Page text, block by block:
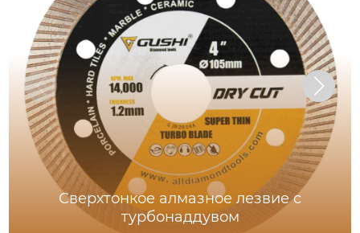
Сверхтонкое алмазное лезвие с
турбонаддувом